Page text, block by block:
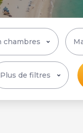
Plus de filtres